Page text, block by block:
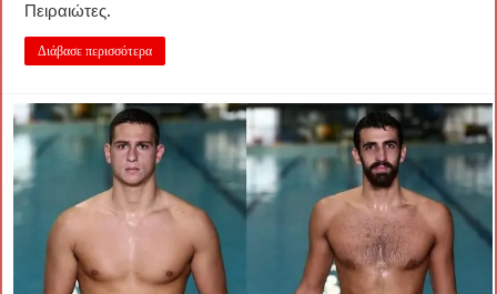
Πειραιώτες.
Διάβασε περισσότερα